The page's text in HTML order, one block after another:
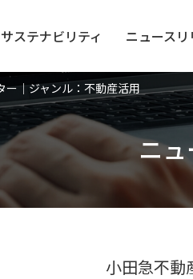
サステナビリティ ニュース
ー｜ジャンル：不動産活用
ニ
小田急不動